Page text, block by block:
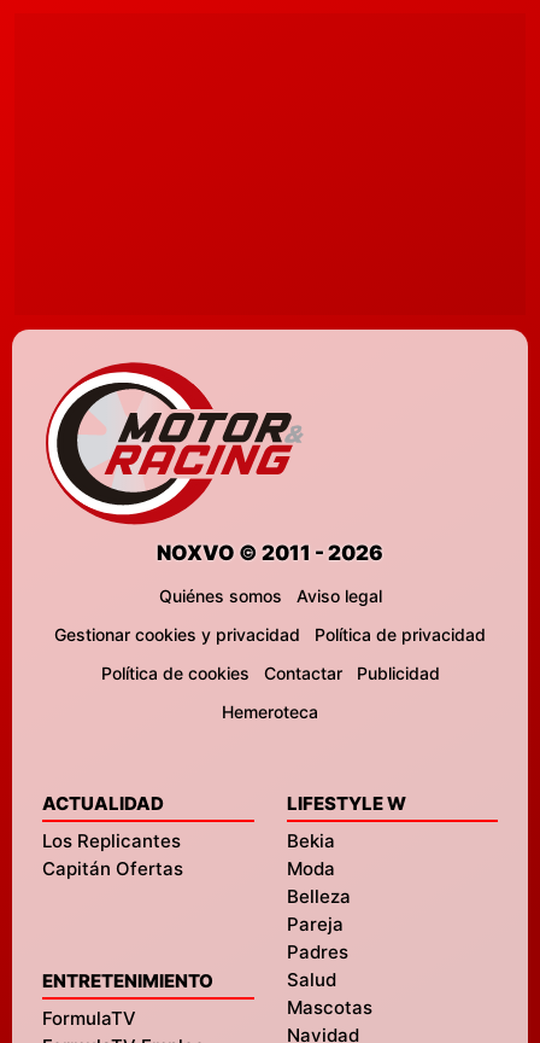
NOXVO © 2011 - 2026
Quiénes somos
Aviso legal
Gestionar cookies y privacidad
Política de privacidad
Política de cookies
Contactar
Publicidad
Hemeroteca
ACTUALIDAD
Los Replicantes
Capitán Ofertas
ENTRETENIMIENTO
FormulaTV
LIFESTYLE W
Bekia
Moda
Belleza
Pareja
Padres
Salud
Mascotas
Navidad